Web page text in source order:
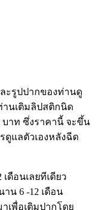
ะรูปปากของท่านดู
านเติมลิปสติกนิด
บาท ซึ่งราคานี้ จะขึ้น
แลตัวเองหลังฉีด
ดือนเลยทีเดียว
น 6 -12 เดือน
เพื่อเติมปากโดย